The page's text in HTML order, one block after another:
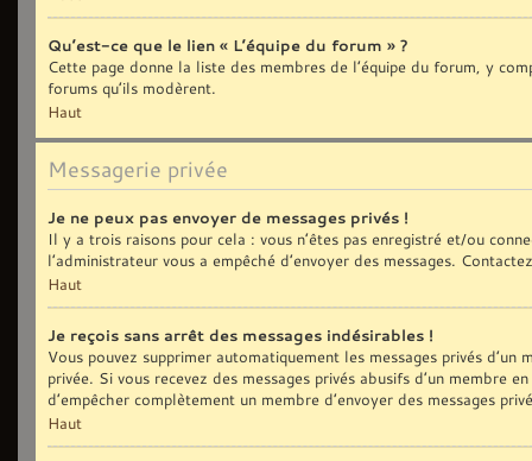
Qu’est-ce que le lien « L’équipe du forum » ?
Cette page donne la liste des membres de l’équipe du forum, y
forums qu’ils modèrent.
Haut
Messagerie privée
Je ne peux pas envoyer de messages privés !
Il y a trois raisons pour cela : vous n’êtes pas enregistré et/ou
l’administrateur vous a empêché d’envoyer des messages.
Haut
Je reçois sans arrêt des messages indésirables !
Vous pouvez supprimer automatiquement les messages privés
privée. Si vous recevez des messages privés abusifs d’un
d’empêcher complètement un membre d’envoyer des messages
Haut